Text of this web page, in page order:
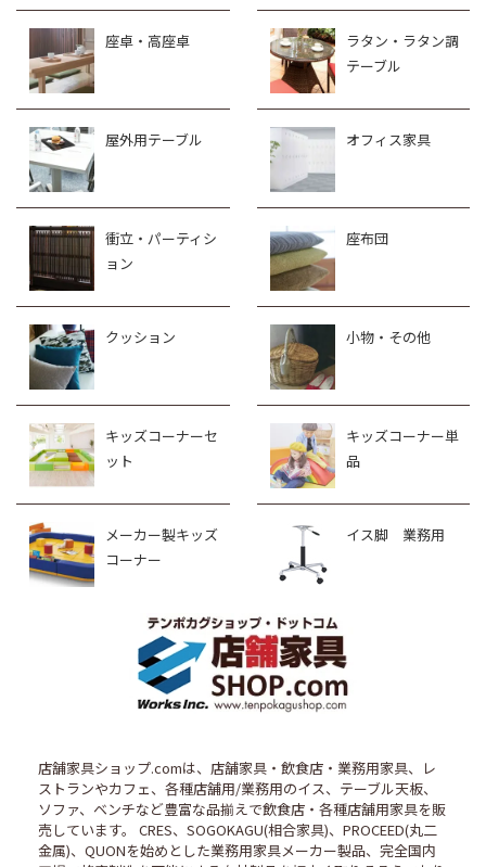
座卓・高座卓
ラタン・ラタン調
テーブル
屋外用テーブル オフィス家具
衝立・パーティシ
ョン
座布団
クッション 小物・その他
キッズコーナーセ
ット
キッズコーナー単
品
メーカー製キッズ
コーナー
イス脚 業務用
店舗家具ショップ.comは、店舗家具・飲食店・業務用家具、レ
ストランやカフェ、各種店舗用/業務用のイス、テーブル天板、
ソファ、ベンチなど豊富な品揃えで飲食店・各種店舗用家具を販
売しています。 CRES、SOGOKAGU(相合家具)、PROCEED(丸二
金属)、QUONを始めとした業務用家具メーカー製品、完全国内